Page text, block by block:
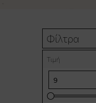
Φίλτρα
Τιμή